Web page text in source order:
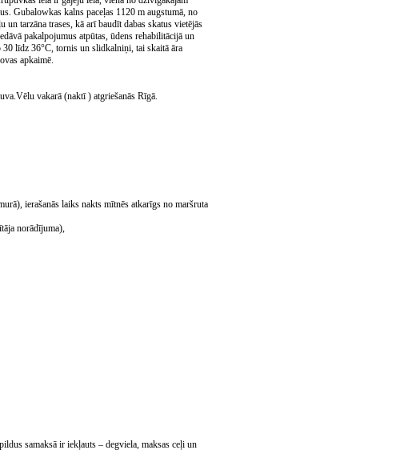
Gubalowkas kalns paceļas 1120 m augstumā, no
tarzāna trases, kā arī baudīt dabas skatus vietējās
pakalpojumus atpūtas, ūdens rehabilitācijā un
30 līdz 36°C, tornis un slidkalniņi, tai skaitā āra
apkaimē.
vakarā (naktī ) atgriešanās Rīgā.
ierašanās laiks nakts mītnēs atkarīgs no maršruta
norādījuma),
samaksā ir iekļauts – degviela, maksas ceļi un